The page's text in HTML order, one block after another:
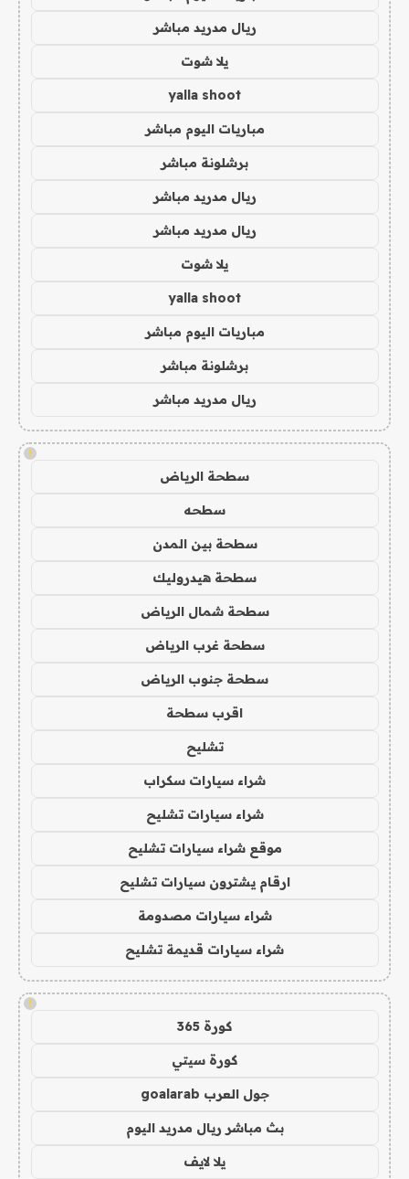
ريال مدريد مباشر
يلا شوت
yalla shoot
مباريات اليوم مباشر
برشلونة مباشر
ريال مدريد مباشر
ريال مدريد مباشر
يلا شوت
yalla shoot
مباريات اليوم مباشر
برشلونة مباشر
ريال مدريد مباشر
!
سطحة الرياض
سطحه
سطحة بين المدن
سطحة هيدروليك
سطحة شمال الرياض
سطحة غرب الرياض
سطحة جنوب الرياض
اقرب سطحة
تشليح
شراء سيارات سكراب
شراء سيارات تشليح
موقع شراء سيارات تشليح
ارقام يشترون سيارات تشليح
شراء سيارات مصدومة
شراء سيارات قديمة تشليح
!
كورة 365
كورة سيتي
جول العرب goalarab
بث مباشر ريال مدريد اليوم
يلا لايف